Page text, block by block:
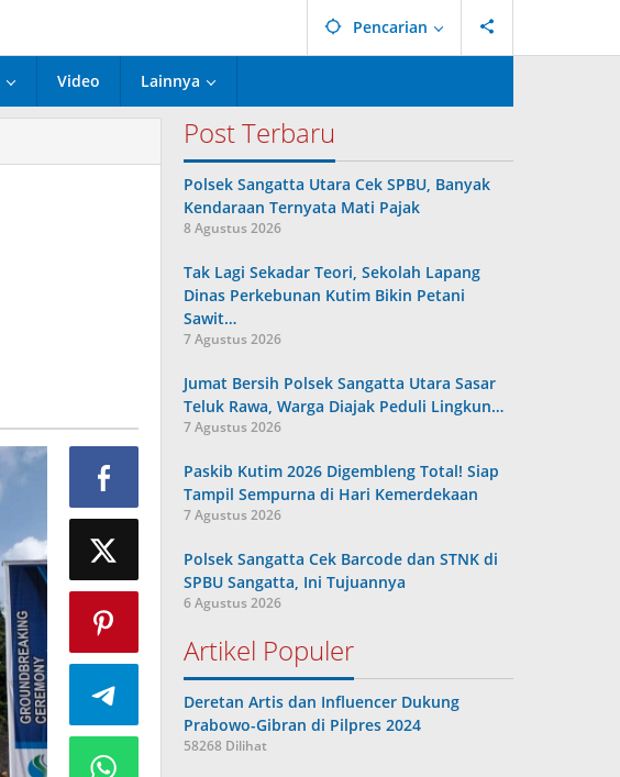
Pencarian
Video Lainnya
Post Terbaru
Polsek Sangatta Utara Cek SPBU, Banyak
Kendaraan Ternyata Mati Pajak
8 Agustus 2026
Tak Lagi Sekadar Teori, Sekolah Lapang
Dinas Perkebunan Kutim Bikin Petani
Sawit…
7 Agustus 2026
Jumat Bersih Polsek Sangatta Utara Sasar
Teluk Rawa, Warga Diajak Peduli Lingkun…
7 Agustus 2026
Paskib Kutim 2026 Digembleng Total! Siap
Tampil Sempurna di Hari Kemerdekaan
7 Agustus 2026
Polsek Sangatta Cek Barcode dan STNK di
SPBU Sangatta, Ini Tujuannya
6 Agustus 2026
Artikel Populer
Deretan Artis dan Influencer Dukung
Prabowo-Gibran di Pilpres 2024
58268 Dilihat